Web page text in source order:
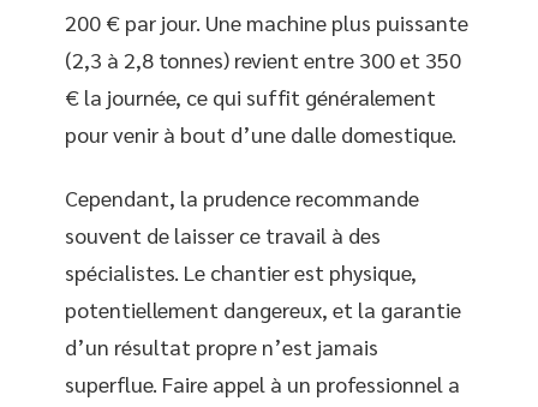
200 € par jour. Une machine plus puissante
(2,3 à 2,8 tonnes) revient entre 300 et 350
€ la journée, ce qui suffit généralement
pour venir à bout d’une dalle domestique.
Cependant, la prudence recommande
souvent de laisser ce travail à des
spécialistes. Le chantier est physique,
potentiellement dangereux, et la garantie
d’un résultat propre n’est jamais
superflue. Faire appel à un professionnel a